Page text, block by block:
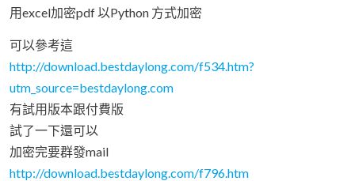
用excel加密pdf 以Python 方式加密
可以參考這
http://download.bestdaylong.com/f534.htm?
utm_source=bestdaylong.com
有試用版本跟付費版
試了一下還可以
加密完要群發mail
http://download.bestdaylong.com/f796.htm